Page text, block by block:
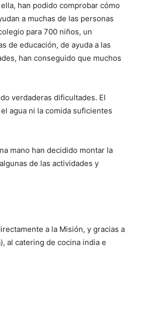
han podido comprobar cómo
a muchas de las personas
para 700 niños, un
de educación, de ayuda a las
han conseguido que muchos
verdaderas dificultades. El
agua ni la comida suficientes
mano han decidido montar la
de las actividades y
a la Misión, y gracias a
al catering de cocina india e